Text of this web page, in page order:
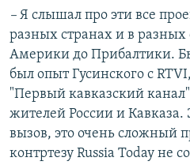
– Я слышал про эти все
разных странах и в разных
Америки до Прибалтики.
был опыт Гусинского с
"Первый кавказский
жителей России и
вызов, это очень сложный
контртезу Russia Today не